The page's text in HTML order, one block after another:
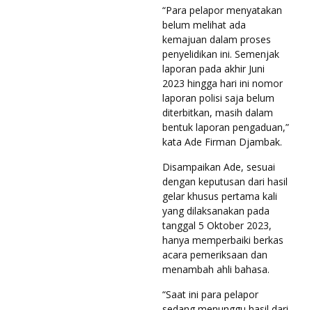
“Para pelapor menyatakan
belum melihat ada
kemajuan dalam proses
penyelidikan ini. Semenjak
laporan pada akhir Juni
2023 hingga hari ini nomor
laporan polisi saja belum
diterbitkan, masih dalam
bentuk laporan pengaduan,”
kata Ade Firman Djambak.
Disampaikan Ade, sesuai
dengan keputusan dari hasil
gelar khusus pertama kali
yang dilaksanakan pada
tanggal 5 Oktober 2023,
hanya memperbaiki berkas
acara pemeriksaan dan
menambah ahli bahasa.
“Saat ini para pelapor